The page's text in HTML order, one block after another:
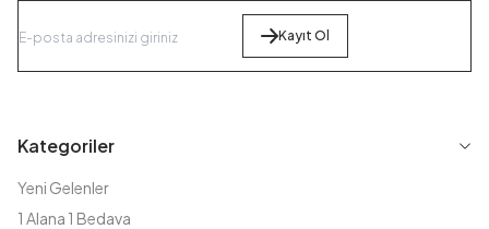
Kayıt Ol
Kategoriler
Yeni Gelenler
1 Alana 1 Bedava